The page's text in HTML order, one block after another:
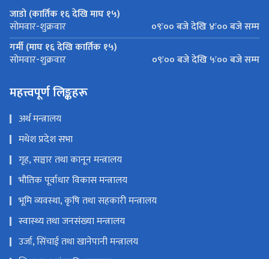
जाडो (कार्तिक १६ देखि माघ १५)
सोमवार-शुक्रवार
०९ः०० बजे देखि ४ः०० बजे सम्म
गर्मी (माघ १६ देखि कार्तिक १५)
सोमवार-शुक्रवार ०९ः०० बजे देखि ५ः०० बजे सम्म
महत्त्वपूर्ण लिङ्कहरू
अर्थ मन्त्रालय
मधेश प्रदेश सभा
गृह, सञ्चार तथा कानून मन्त्रालय
भौतिक पूर्वाधार विकास मन्त्रालय
भूमि व्यवस्था, कृषि तथा सहकारी मन्त्रालय
स्वास्थ्य तथा जनसंख्या मन्त्रालय
उर्जा, सिंचाई तथा खानेपानी मन्त्रालय